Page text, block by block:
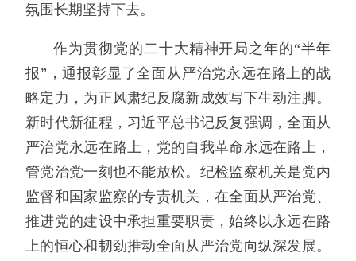
氛围长期坚持下去。
作为贯彻党的二十大精神开局之年的“半年
报”，通报彰显了全面从严治党永远在路上的战
略定力，为正风肃纪反腐新成效写下生动注脚。
新时代新征程，习近平总书记反复强调，全面从
严治党永远在路上，党的自我革命永远在路上，
管党治党一刻也不能放松。纪检监察机关是党内
监督和国家监察的专责机关，在全面从严治党、
推进党的建设中承担重要职责，始终以永远在路
上的恒心和韧劲推动全面从严治党向纵深发展。